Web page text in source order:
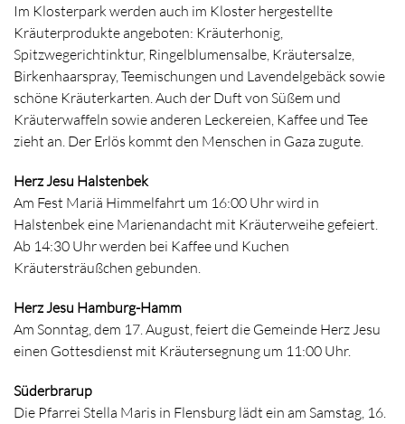
Im Klosterpark werden auch im Kloster hergestellte
Kräuterprodukte angeboten: Kräuterhonig,
Spitzwegerichtinktur, Ringelblumensalbe, Kräutersalze,
Birkenhaarspray, Teemischungen und Lavendelgebäck sowie
schöne Kräuterkarten. Auch der Duft von Süßem und
Kräuterwaffeln sowie anderen Leckereien, Kaffee und Tee
zieht an. Der Erlös kommt den Menschen in Gaza zugute.
Herz Jesu Halstenbek
Am Fest Mariä Himmelfahrt um 16:00 Uhr wird in
Halstenbek eine Marienandacht mit Kräuterweihe gefeiert.
Ab 14:30 Uhr werden bei Kaffee und Kuchen
Kräutersträußchen gebunden.
Herz Jesu Hamburg-Hamm
Am Sonntag, dem 17. August, feiert die Gemeinde Herz Jesu
einen Gottesdienst mit Kräutersegnung um 11:00 Uhr.
Süderbrarup
Die Pfarrei Stella Maris in Flensburg lädt ein am Samstag, 16.